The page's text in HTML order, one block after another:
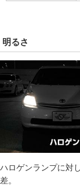
明るさ
ハロゲンランプに対
差。